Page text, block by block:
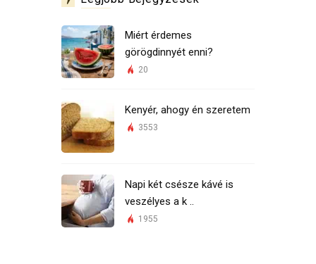
Miért érdemes
görögdinnyét enni?
20
Kenyér, ahogy én szeretem
3553
Napi két csésze kávé is
veszélyes a k ..
1955